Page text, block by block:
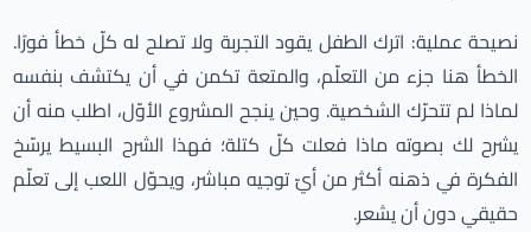
نصيحة عملية: اترك الطفل يقود التجربة ولا تصلح له كلّ خطأ فورًا.
الخطأ هنا جزء من التعلّم، والمتعة تكمن في أن يكتشف بنفسه
لماذا لم تتحرّك الشخصية. وحين ينجح المشروع الأوّل، اطلب منه أن
يشرح لك بصوته ماذا فعلت كلّ كتلة؛ فهذا الشرح البسيط يرسّخ
الفكرة في ذهنه أكثر من أيّ توجيه مباشر، ويحوّل اللعب إلى تعلّم
حقيقي دون أن يشعر.